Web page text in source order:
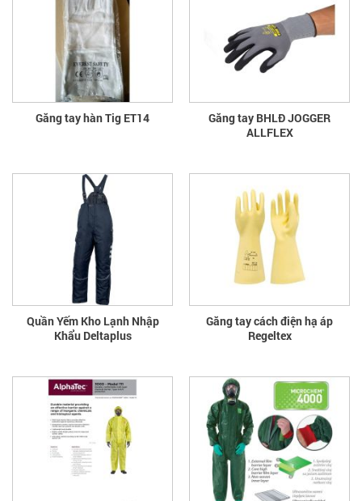
Găng tay hàn Tig ET14
Găng tay BHLĐ JOGGER
ALLFLEX
Quần Yếm Kho Lạnh Nhập
Khẩu Deltaplus
Găng tay cách điện hạ áp
Regeltex